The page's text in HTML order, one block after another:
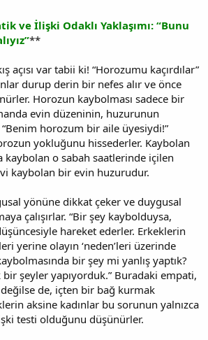
ve İlişki Odaklı Yaklaşımı: “Bunu
**
açısı var tabii ki! “Horozumu kaçırdılar”
durup derin bir nefes alır ve önce
Horozun kaybolması sadece bir
evin düzeninin, huzurunun
horozum bir aile üyesiydi!”
yokluğunu hissederler. Kaybolan
kaybolan o sabah saatlerinde içilen
kaybolan bir evin huzurudur.
yönüne dikkat çeker ve duygusal
çalışırlar. “Bir şey kaybolduysa,
hareket ederler. Erkeklerin
yerine olayın ‘neden’leri üzerinde
bir şey mi yanlış yaptık?
şeyler yapıyorduk.” Buradaki empati,
de, içten bir bağ kurmak
aksine kadınlar bu sorunun yalnızca
testi olduğunu düşünürler.